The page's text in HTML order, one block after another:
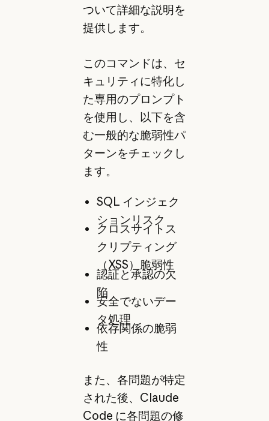
ついて詳細な説明を
提供します。
このコマンドは、セ
キュリティに特化し
た専用のプロンプト
を使用し、以下を含
む一般的な脆弱性パ
ターンをチェックし
ます。
SQL インジェク
ションリスク
クロスサイトス
クリプティング
（XSS）脆弱性
認証と承認の欠
陥
安全でないデー
タ処理
依存関係の脆弱
性
また、各問題が特定
された後、Claude
Code に各問題の修